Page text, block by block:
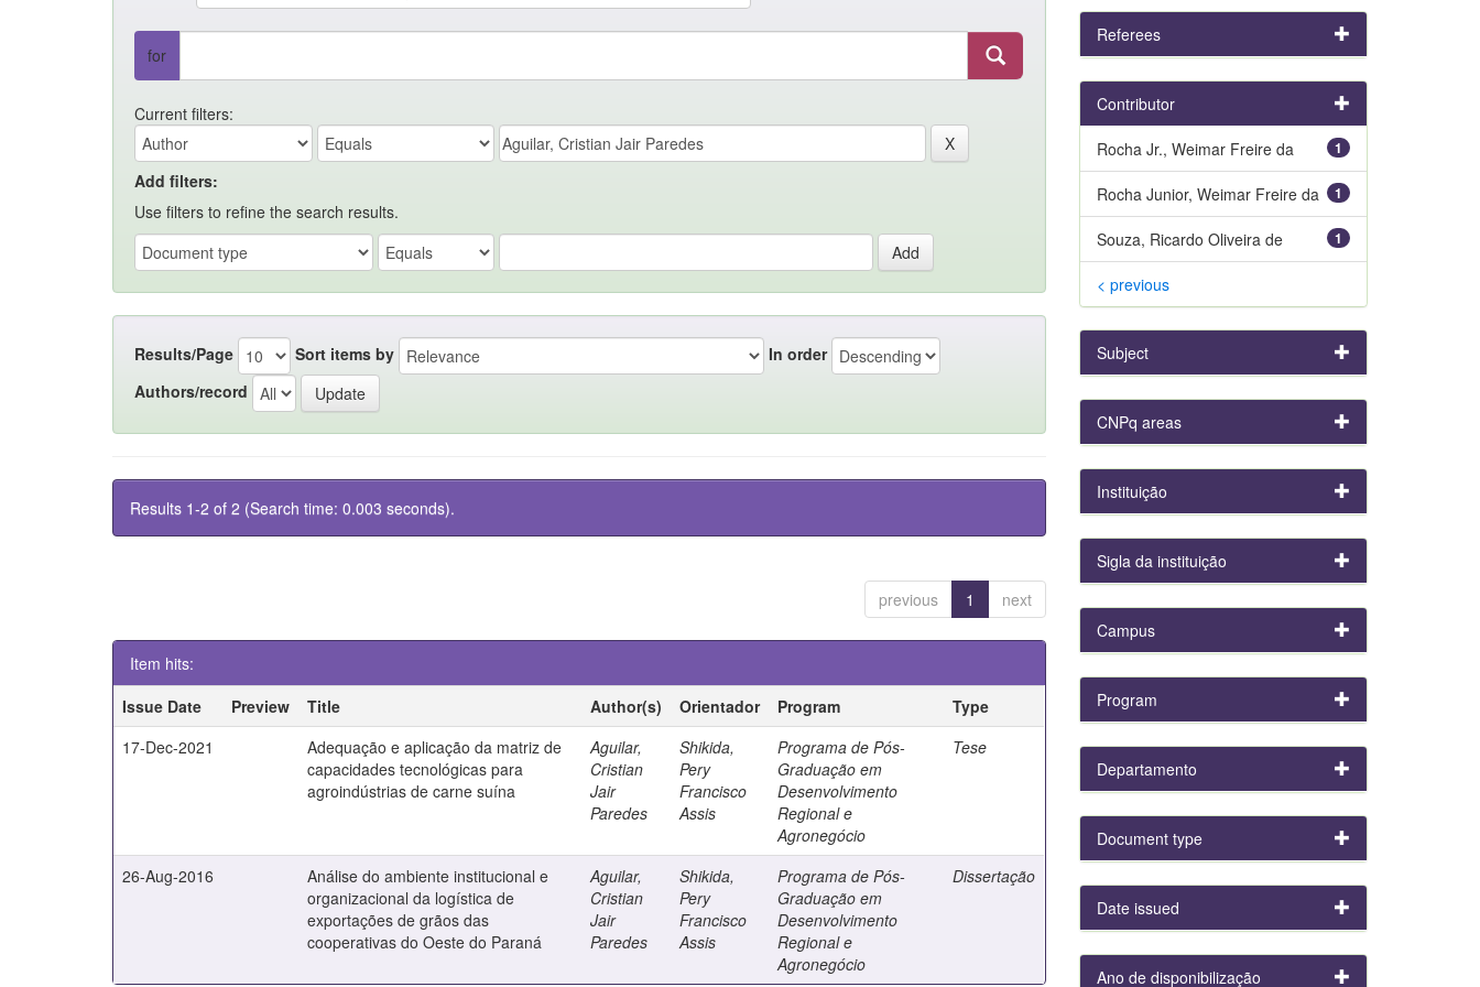
for
Current filters:
Add filters:
Use filters to refine the search results.
Results/Page Sort items by
In order
Authors/record
Results 1-2 of 2 (Search time: 0.003 seconds).
previous 1 next
Item hits:
Issue Date
Preview Title Author(s) Orientador Program
Type
17-Dec-2021
Adequação e aplicação da matriz de
capacidades tecnológicas para
agroindústrias de carne suína
Aguilar,
Cristian
Jair
Paredes
Shikida,
Pery
Francisco
Assis
Programa de Pós-
Graduação em
Desenvolvimento
Regional e
Agronegócio
Tese
26-Aug-2016
Análise do ambiente institucional e
organizacional da logística de
exportações de grãos das
cooperativas do Oeste do Paraná
Aguilar,
Cristian
Jair
Paredes
Shikida,
Pery
Francisco
Assis
Programa de Pós-
Graduação em
Desenvolvimento
Regional e
Agronegócio
Dissertação
Referees
Contributor
1
Rocha Jr., Weimar Freire da
1
Rocha Junior, Weimar Freire da
1
Souza, Ricardo Oliveira de
< previous
Subject
CNPq areas
Instituição
Sigla da instituição
Campus
Program
Departamento
Document type
Date issued
Ano de disponibilização